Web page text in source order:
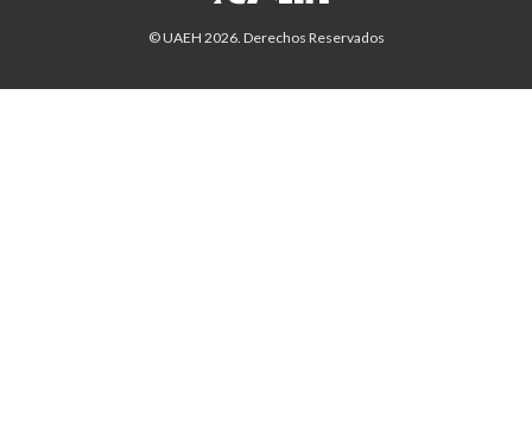
© UAEH 2026. Derechos Reservados